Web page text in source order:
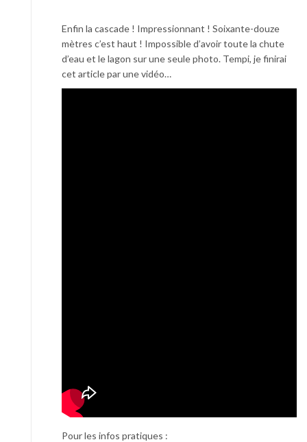
Enfin la cascade ! Impressionnant ! Soixante-douze
mètres c’est haut ! Impossible d’avoir toute la chute
d’eau et le lagon sur une seule photo. Tempi, je finirai
cet article par une vidéo…
Pour les infos pratiques :